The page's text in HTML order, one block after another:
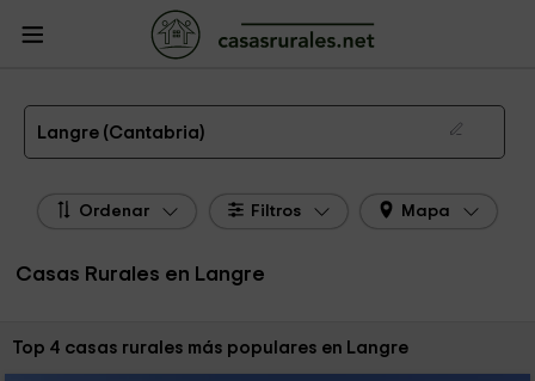
Casas Rurales
Langre
Las 4 mejores casas rurales en Langre de 2026
Langre (Cantabria)
Ordenar Filtros Mapa
Casas Rurales en Langre
Ordenar por:
Top 4 casas rurales más populares en Langre